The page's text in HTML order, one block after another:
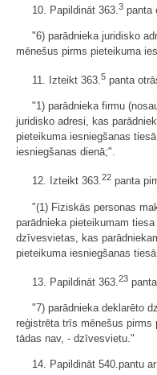
10. Papildināt 363. 3 panta
"6) parādnieka juridisko
mēnešus pirms pieteikuma
11. Izteikt 363.5 panta
"1) parādnieka firmu
juridisko adresi, kas
pieteikuma iesniegšanas
iesniegšanas dienā;".
12. Izteikt 363.22 panta
"(1) Fiziskās personas
parādnieka pieteikumam
dzīvesvietas, kas
pieteikuma iesniegšanas
13. Papildināt 363. 23
"7) parādnieka deklarēto
reģistrēta trīs mēnešus pirms
tādas nav, - dzīvesvietu."
14. Papildināt 540.pantu